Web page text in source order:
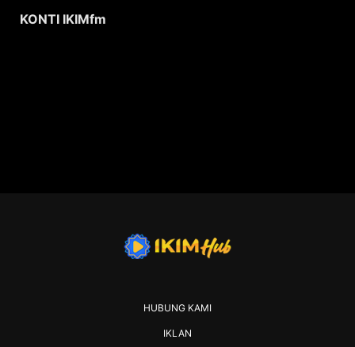
KONTI IKIMfm
HUBUNG KAMI
IKLAN